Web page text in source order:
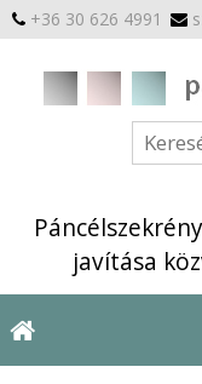
+36 30 626 4991
javítása